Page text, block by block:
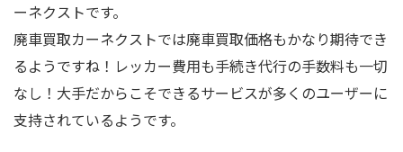
ーネクストです。
廃車買取カーネクストでは廃車買取価格もかなり期待でき
るようですね！レッカー費用も手続き代行の手数料も一切
なし！大手だからこそできるサービスが多くのユーザーに
支持されているようです。